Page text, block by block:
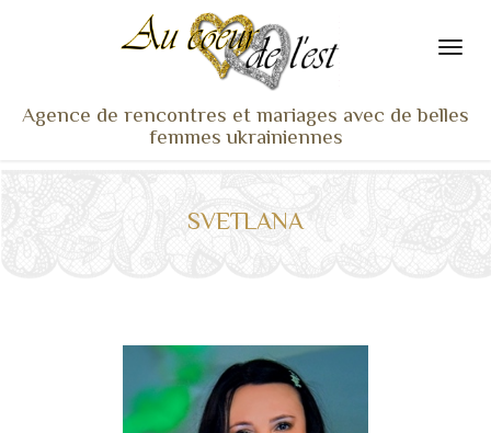
Agence de rencontres et mariages avec de belles
femmes ukrainiennes
NOS ADHÉRENTES
ACTUS
COACHING RENCONTRE
SVETLANA